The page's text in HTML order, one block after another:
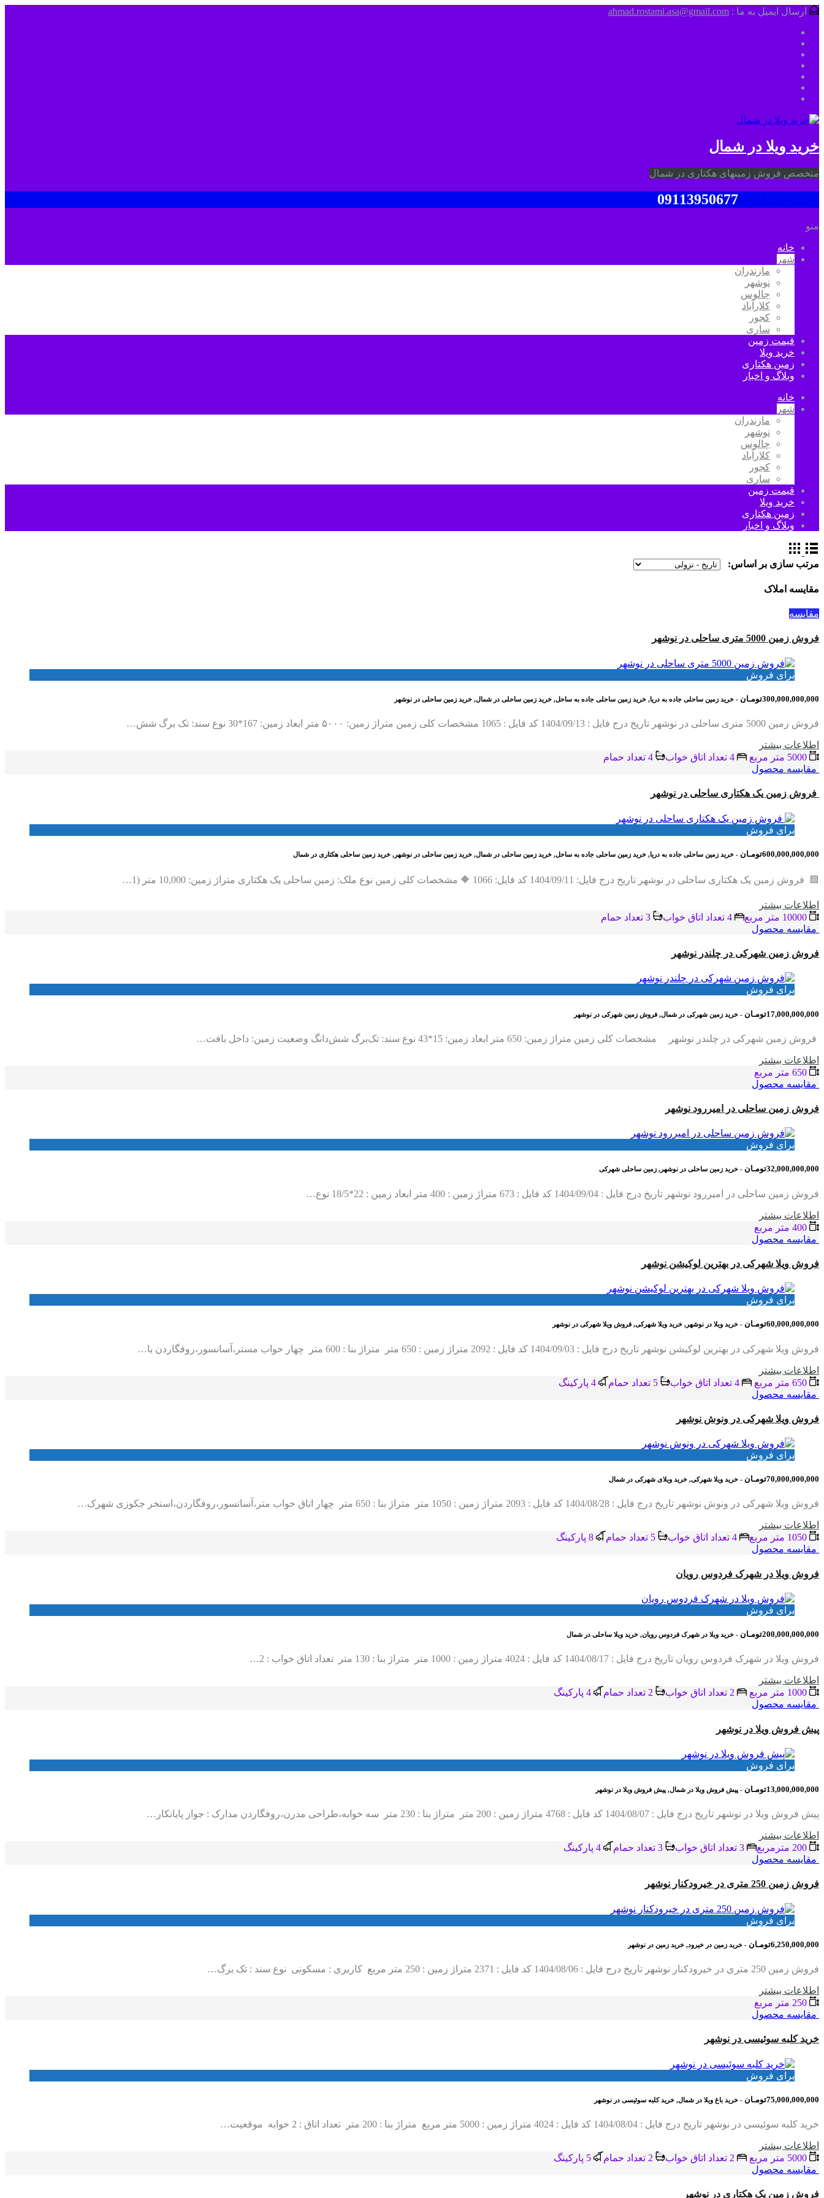
ارسال ایمیل به ما : ahmad.rostami.asa@gmail.com
خرید ویلا در شمال
متخصص فروش زمینهای هکتاری در شمال
09113950677
منو
خانه
شهر
مازندران
نوشهر
چالوس
کلارآباد
کجور
ساری
قیمت زمین
خرید ویلا
زمین هکتاری
وبلاگ و اخبار
خانه
شهر
مازندران
نوشهر
چالوس
کلارآباد
کجور
ساری
قیمت زمین
خرید ویلا
زمین هکتاری
وبلاگ و اخبار
مرتب سازی بر اساس:
مقایسه املاک
مقایسه
فروش زمین 5000 متری ساحلی در نوشهر
برای فروش
300,000,000,000تومـان - خرید زمین ساحلی جاده به دریا, خرید زمین ساحلی جاده به ساحل, خرید زمین ساحلی در شمال, خرید زمین ساحلی در نوشهر
فروش زمین 5000 متری ساحلی در نوشهر تاریخ درج فایل : 1404/09/13 کد فایل : 1065 مشخصات کلی زمین متراژ زمین: ۵۰۰۰ متر ابعاد زمین: 167*30 نوع سند: تک برگ شش…
اطلاعات بيشتر
مقایسه محصول
فروش زمین یک هکتاری ساحلی در نوشهر
برای فروش
600,000,000,000تومـان - خرید زمین ساحلی جاده به دریا, خرید زمین ساحلی جاده به ساحل, خرید زمین ساحلی در شمال, خرید زمین ساحلی در نوشهر, خرید زمین ساحلی هکتاری در شمال
🟦 فروش زمین یک هکتاری ساحلی در نوشهر تاریخ درج فایل: 1404/09/11 کد فایل: 1066 🔶 مشخصات کلی زمین نوع ملک: زمین ساحلی یک هکتاری متراژ زمین: 10,000 متر (1…
اطلاعات بيشتر
مقایسه محصول
فروش زمین شهرکی در چلندر نوشهر
برای فروش
17,000,000,000تومـان - خرید زمین شهرکی در شمال, فروش زمین شهرکی در نوشهر
فروش زمین شهرکی در چلندر نوشهر مشخصات کلی زمین متراژ زمین: 650 متر ابعاد زمین: 15*43 نوع سند: تک‌برگ شش‌دانگ وضعیت زمین: داخل بافت…
اطلاعات بيشتر
مقایسه محصول
فروش زمین ساحلی در امیررود نوشهر
برای فروش
32,000,000,000تومـان - خرید زمین ساحلی در نوشهر, زمین ساحلی شهرکی
فروش زمین ساحلی در امیررود نوشهر تاریخ درج فایل : 1404/09/04 کد فایل : 673 متراژ زمین : 400 متر ابعاد زمین : 22*18/5 نوع…
اطلاعات بيشتر
مقایسه محصول
فروش ویلا شهرکی در بهترین لوکیشن نوشهر
برای فروش
60,000,000,000تومـان - خرید ویلا در نوشهر, خرید ویلا شهرکی, فروش ویلا شهرکی در نوشهر
فروش ویلا شهرکی در بهترین لوکیشن نوشهر تاریخ درج فایل : 1404/09/03 کد فایل : 2092 متراژ زمین : 650 متر متراژ بنا : 600 متر چهار خواب مستر،آسانسور،روفگاردن با…
اطلاعات بيشتر
مقایسه محصول
فروش ویلا شهرکی در ونوش نوشهر
برای فروش
70,000,000,000تومـان - خرید ویلا شهرکی, خرید ویلای شهرکی در شمال
فروش ویلا شهرکی در ونوش نوشهر تاریخ درج فایل : 1404/08/28 کد فایل : 2093 متراژ زمین : 1050 متر متراژ بنا : 650 متر چهار اتاق خواب متر،آسانسور،روفگاردن،استخر جکوزی شهرک…
اطلاعات بيشتر
مقایسه محصول
فروش ویلا در شهرک فردوس رویان
برای فروش
200,000,000,000تومـان - خرید ویلا در شهرک فردوس رویان, خرید ویلا ساحلی در شمال
فروش ویلا در شهرک فردوس رویان تاریخ درج فایل : 1404/08/17 کد فایل : 4024 متراژ زمین : 1000 متر متراژ بنا : 130 متر تعداد اتاق خواب : 2…
اطلاعات بيشتر
مقایسه محصول
پیش فروش ویلا در نوشهر
برای فروش
13,000,000,000تومـان - پیش فروش ویلا در شمال, پیش فروش ویلا در نوشهر
پیش فروش ویلا در نوشهر تاریخ درج فایل : 1404/08/07 کد فایل : 4768 متراژ زمین : 200 متر متراژ بنا : 230 متر سه خوابه،طراحی مدرن،روفگاردن مدارک : جواز پایانکار…
اطلاعات بيشتر
مقایسه محصول
فروش زمین 250 متری در خیرودکنار نوشهر
برای فروش
6,250,000,000تومـان - خرید زمین در خیرود, خرید زمین در نوشهر
فروش زمین 250 متری در خیرودکنار نوشهر تاریخ درج فایل : 1404/08/06 کد فایل : 2371 متراژ زمین : 250 متر مربع کاربری : مسکونی نوع سند : تک برگ…
اطلاعات بيشتر
مقایسه محصول
خرید کلبه سوئیسی در نوشهر
برای فروش
75,000,000,000تومـان - خرید باغ ویلا در شمال, خرید کلبه سوئیسی در نوشهر
خرید کلبه سوئیسی در نوشهر تاریخ درج فایل : 1404/08/04 کد فایل : 4024 متراژ زمین : 5000 متر مربع متراژ بنا : 200 متر تعداد اتاق : 2 خوابه موقعیت…
اطلاعات بيشتر
مقایسه محصول
فروش زمین یک هکتاری در نوشهر